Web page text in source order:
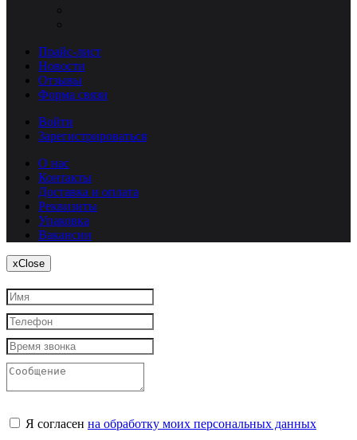
Прайс-лист
Новости
Отзывы
Форма связи
Войти
Зарегистрироваться
О нас
Контакты
Доставка и оплата
Реквизиты
Упаковка
Вакансии
xClose
Я согласен на обработку моих персональных данных